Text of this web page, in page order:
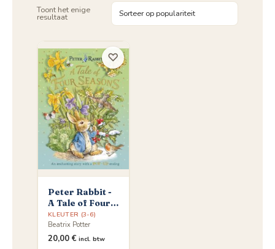
Toont het enige
resultaat
Peter Rabbit -
A Tale of Four
Seasons
KLEUTER (3-6)
Beatrix Potter
20,00 € incl. btw
♡